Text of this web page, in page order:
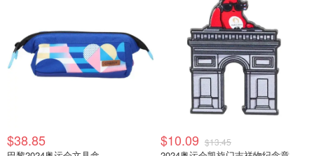
$38.85 $10.09 $13.45